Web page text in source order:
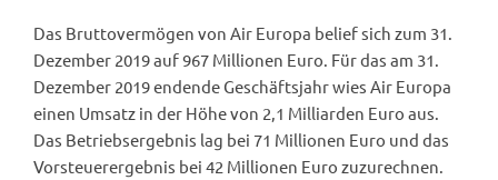
Das Bruttovermögen von Air Europa belief sich zum 31.
Dezember 2019 auf 967 Millionen Euro. Für das am 31.
Dezember 2019 endende Geschäftsjahr wies Air Europa
einen Umsatz in der Höhe von 2,1 Milliarden Euro aus.
Das Betriebsergebnis lag bei 71 Millionen Euro und das
Vorsteuerergebnis bei 42 Millionen Euro zuzurechnen.